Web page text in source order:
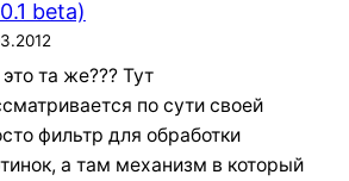
beta)
это та же??? Тут
по сути своей
фильтр для обработки
а там механизм в который